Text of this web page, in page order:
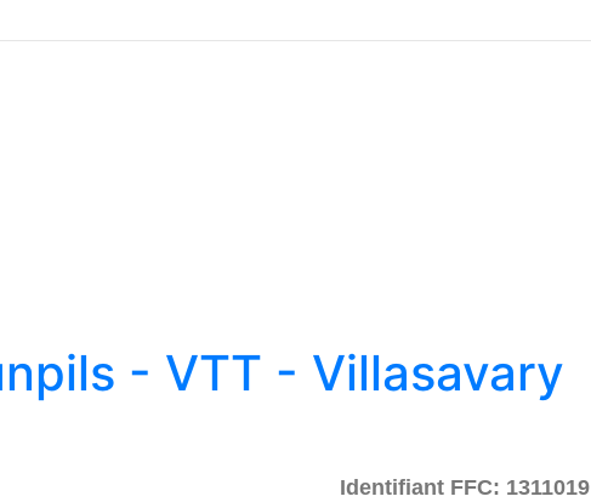
- VTT - Villasavary
Identifiant FFC: 1311019